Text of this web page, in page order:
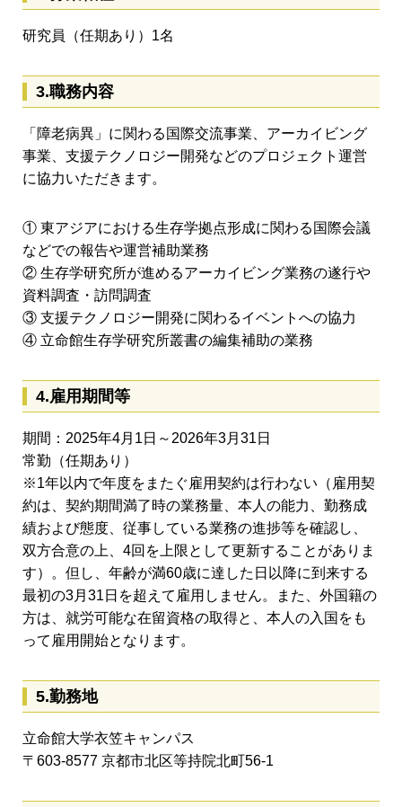
研究員（任期あり）1名
3.職務内容
「障老病異」に関わる国際交流事業、アーカイビング
事業、支援テクノロジー開発などのプロジェクト運営
に協力いただきます。
① 東アジアにおける生存学拠点形成に関わる国際会議
などでの報告や運営補助業務
② 生存学研究所が進めるアーカイビング業務の遂行や
資料調査・訪問調査
③ 支援テクノロジー開発に関わるイベントへの協力
④ 立命館生存学研究所叢書の編集補助の業務
4.雇用期間等
期間：2025年4月1日～2026年3月31日
常勤（任期あり）
※1年以内で年度をまたぐ雇用契約は行わない（雇用契
約は、契約期間満了時の業務量、本人の能力、勤務成
績および態度、従事している業務の進捗等を確認し、
双方合意の上、4回を上限として更新することがありま
す）。但し、年齢が満60歳に達した日以降に到来する
最初の3月31日を超えて雇用しません。また、外国籍の
方は、就労可能な在留資格の取得と、本人の入国をも
って雇用開始となります。
5.勤務地
立命館大学衣笠キャンパス
〒603-8577 京都市北区等持院北町56-1